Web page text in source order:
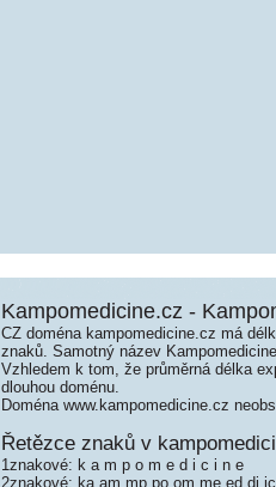
Kampomedicine.cz -
CZ doména kampomedicine.cz má
znaků. Samotný název
Vzhledem k tom, že průměrná délka
dlouhou doménu.
Doména www.kampomedicine.cz
Řetězce znaků v
1znakové: k a m p o m e d i c i n e
2znakové: ka am mp po om me ed di